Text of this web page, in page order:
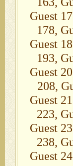
Guest
178,
Guest
193,
Guest
208,
Guest
223,
Guest
238,
Guest